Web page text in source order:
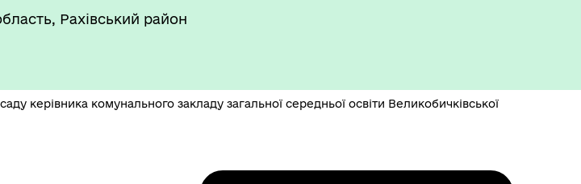
Рахівський район
керівника комунального закладу загальної середньої освіти Великобичківської